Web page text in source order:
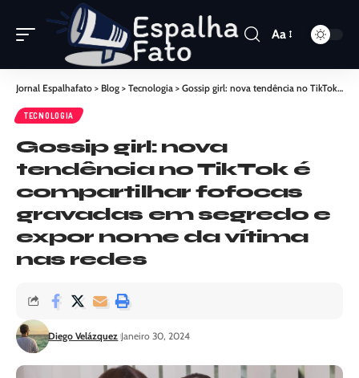
Aa
Jornal Espalhafato > Blog > Tecnologia > Gossip girl: nova tendência no TikTok é compartilhar fofocas gravadas em segredo e expor nome da vítima nas redes
TECNOLOGIA
Gossip girl: nova
tendência no TikTok é
compartilhar fofocas
gravadas em segredo e
expor nome da vítima
nas redes
Diego Velázquez Janeiro 30, 2024